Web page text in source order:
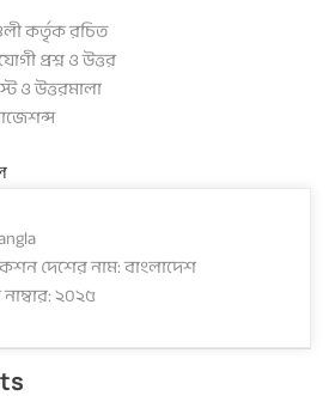
কর্তৃক রচিত
প্রশ্ন ও উত্তর
ও উত্তরমালা
দেশের নাম: বাংলাদেশ
২০২৫